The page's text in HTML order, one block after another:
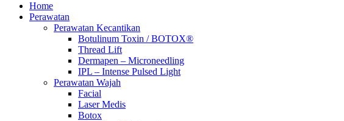
Home
Perawatan
Perawatan Kecantikan
Botulinum Toxin / BOTOX®
Thread Lift
Dermapen – Microneedling
IPL – Intense Pulsed Light
Perawatan Wajah
Facial
Laser Medis
Botox